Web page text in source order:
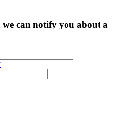
we can notify you about a